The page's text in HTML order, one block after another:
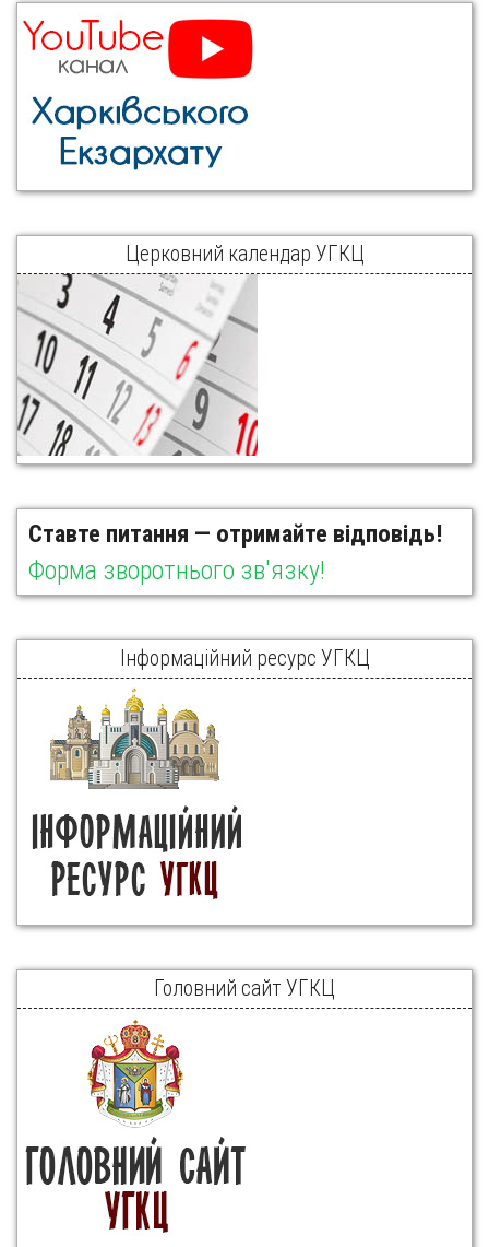
Церковний календар УГКЦ
Ставте питання — отримайте відповідь!
Форма зворотнього зв'язку!
Інформаційний ресурс УГКЦ
Головний сайт УГКЦ